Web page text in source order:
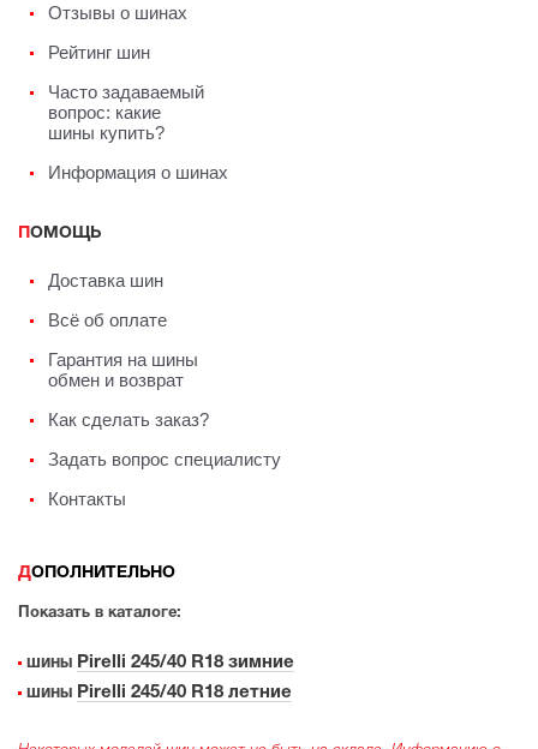
Отзывы о шинах
Рейтинг шин
Часто задаваемый
вопрос: какие
шины купить?
Информация о шинах
ПОМОЩЬ
Доставка шин
Всё об оплате
Гарантия на шины
обмен и возврат
Как сделать заказ?
Задать вопрос специалисту
Контакты
ДОПОЛНИТЕЛЬНО
Показать в каталоге:
шины Pirelli 245/40 R18 зимние
шины Pirelli 245/40 R18 летние